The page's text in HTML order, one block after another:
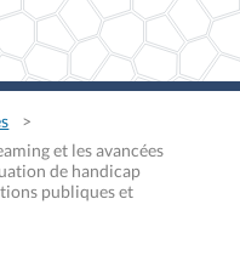
et les avancées
de handicap
publiques et